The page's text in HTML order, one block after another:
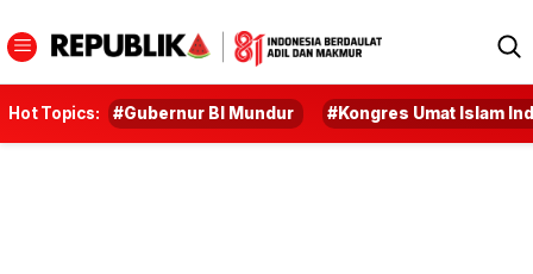
Hot Topics: #Gubernur BI Mundur #Kongres Umat Islam